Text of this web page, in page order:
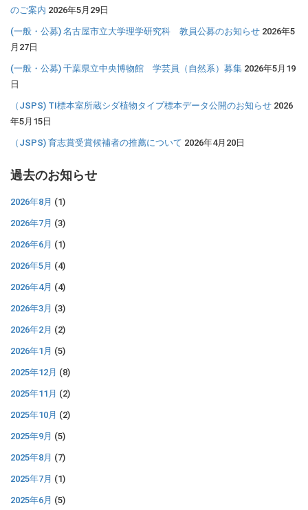
のご案内 2026年5月29日
(一般・公募) 名古屋市立大学理学研究科 教員公募のお知らせ 2026年5
月27日
(一般・公募) 千葉県立中央博物館 学芸員（自然系）募集 2026年5月19
日
（JSPS) TI標本室所蔵シダ植物タイプ標本データ公開のお知らせ 2026
年5月15日
（JSPS) 育志賞受賞候補者の推薦について 2026年4月20日
過去のお知らせ
2026年8月 (1)
2026年7月 (3)
2026年6月 (1)
2026年5月 (4)
2026年4月 (4)
2026年3月 (3)
2026年2月 (2)
2026年1月 (5)
2025年12月 (8)
2025年11月 (2)
2025年10月 (2)
2025年9月 (5)
2025年8月 (7)
2025年7月 (1)
2025年6月 (5)